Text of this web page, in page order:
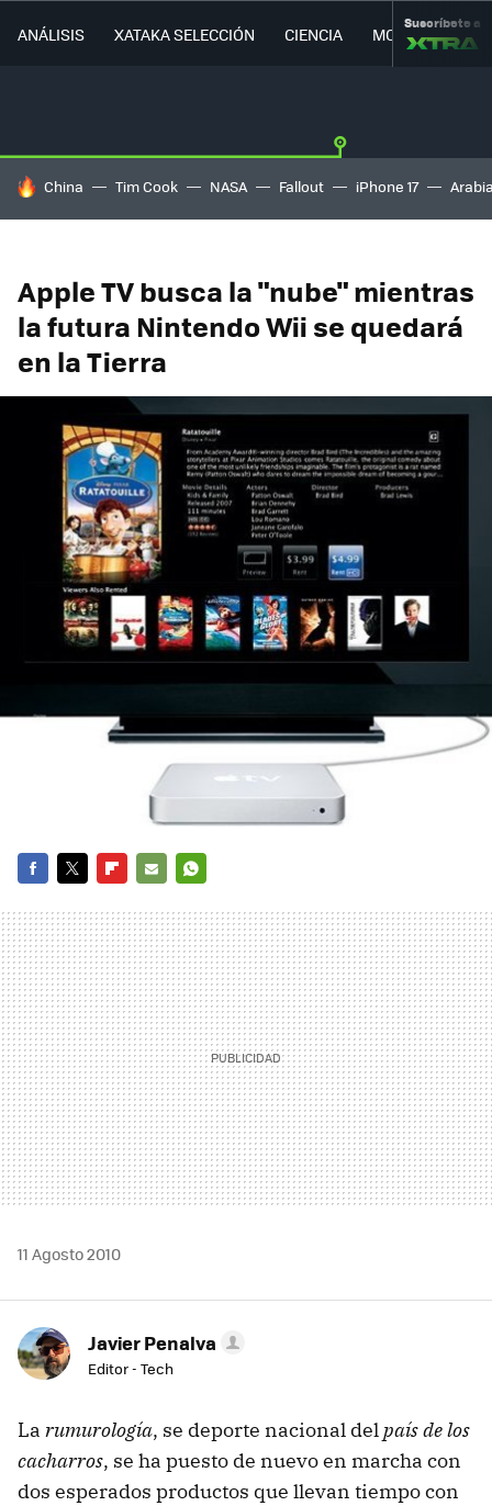
ANÁLISIS XATAKA SELECCIÓN CIENCIA MOVILIDAD
Suscríbete a
HOY SE HABLA DE
China Tim Cook NASA Fallout iPhone 17
Apple TV busca la "nube" mientras
la futura Nintendo Wii se quedará
en la Tierra
MAIL
11 Agosto 2010
Javier Penalva
Editor - Tech
La rumurología, se deporte nacional delpaís de los
cacharros, se ha puesto de nuevo en marcha con
dos esperados productos que llevan tiempo con